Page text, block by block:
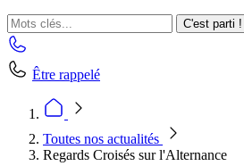
C'est parti !
Être rappelé
Toutes nos actualités
Regards Croisés sur l'Alternance